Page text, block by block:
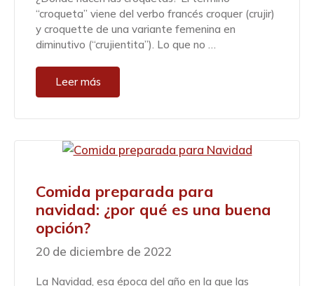
“croqueta” viene del verbo francés croquer (crujir)
y croquette de una variante femenina en
diminutivo (“crujientita”). Lo que no …
Leer más
Comida preparada para
navidad: ¿por qué es una buena
opción?
20 de diciembre de 2022
La Navidad, esa época del año en la que las